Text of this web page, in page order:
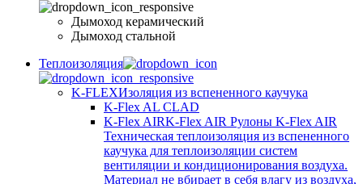
Дымоход керамический
Дымоход стальной
Теплоизоляция
K-FLEXИзоляция из вспененного каучука
K-Flex AL CLAD
K-Flex AIRK-Flex AIR Рулоны K-Flex AIR
Техническая теплоизоляция из вспененного
каучука для теплоизоляции систем
вентиляции и кондиционирования воздуха.
Материал не вбирает в себя влагу из воздуха,